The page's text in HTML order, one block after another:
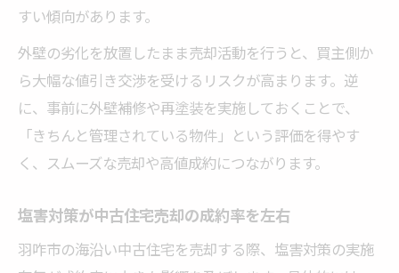
すい傾向があります。
外壁の劣化を放置したまま売却活動を行うと、買主側か
ら大幅な値引き交渉を受けるリスクが高まります。逆
に、事前に外壁補修や再塗装を実施しておくことで、
「きちんと管理されている物件」という評価を得やす
く、スムーズな売却や高値成約につながります。
塩害対策が中古住宅売却の成約率を左右
羽咋市の海沿い中古住宅を売却する際、塩害対策の実施